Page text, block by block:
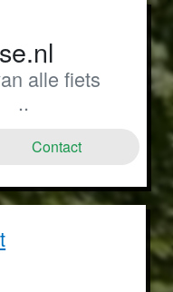
alle fiets
..
Contact